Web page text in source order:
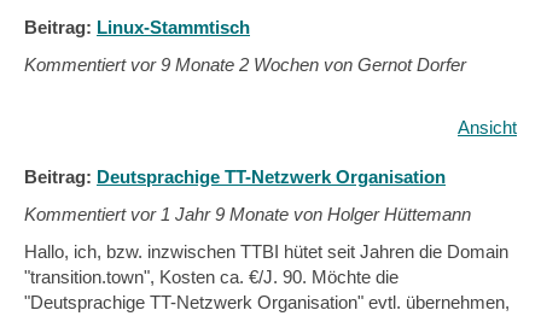
Beitrag: Linux-Stammtisch
Kommentiert vor9 Monate 2 Wochen von Gernot Dorfer
Ansicht
Beitrag: Deutsprachige TT-Netzwerk Organisation
Kommentiert vor 1 Jahr 9 Monate von Holger Hüttemann
Hallo, ich, bzw. inzwischen TTBI hütet seit Jahren die Domain
"transition.town", Kosten ca. €/J. 90. Möchte die
"Deutsprachige TT-Netzwerk Organisation" evtl. übernehmen,